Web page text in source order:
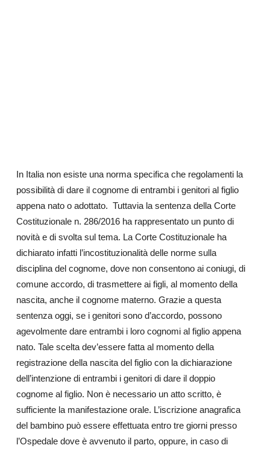
In Italia non esiste una norma specifica che regolamenti la
possibilità di dare il cognome di entrambi i genitori al figlio
appena nato o adottato. Tuttavia la sentenza della Corte
Costituzionale n. 286/2016 ha rappresentato un punto di
novità e di svolta sul tema. La Corte Costituzionale ha
dichiarato infatti l’incostituzionalità delle norme sulla
disciplina del cognome, dove non consentono ai coniugi, di
comune accordo, di trasmettere ai figli, al momento della
nascita, anche il cognome materno. Grazie a questa
sentenza oggi, se i genitori sono d’accordo, possono
agevolmente dare entrambi i loro cognomi al figlio appena
nato. Tale scelta dev’essere fatta al momento della
registrazione della nascita del figlio con la dichiarazione
dell’intenzione di entrambi i genitori di dare il doppio
cognome al figlio. Non è necessario un atto scritto, è
sufficiente la manifestazione orale. L’iscrizione anagrafica
del bambino può essere effettuata entro tre giorni presso
l’Ospedale dove è avvenuto il parto, oppure, in caso di